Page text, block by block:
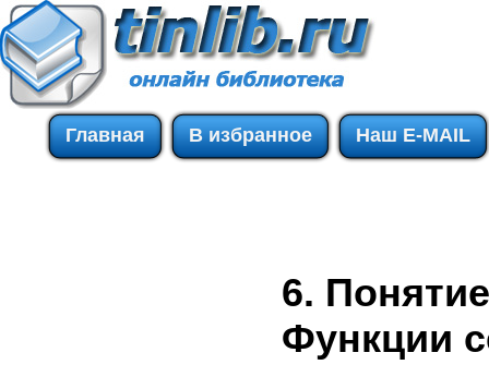
Главная В избранное Наш E-MAIL
6.
Функции